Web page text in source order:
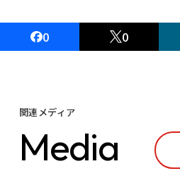
0 0
関連メディア
Media